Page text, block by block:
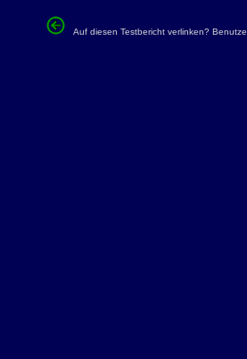
Auf diesen Testbericht verlinken? Benutze